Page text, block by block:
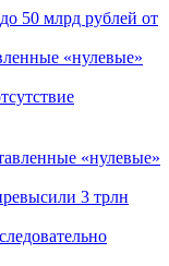
«нулевые»
3 трлн